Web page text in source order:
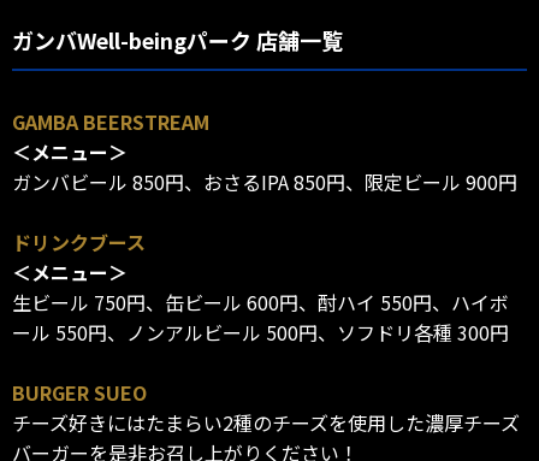
ガンバWell-beingパーク 店舗一覧
GAMBA BEERSTREAM
＜メニュー＞
ガンバビール 850円、おさるIPA 850円、限定ビール 900円
ドリンクブース
＜メニュー＞
生ビール 750円、缶ビール 600円、酎ハイ 550円、ハイボ
ール 550円、ノンアルビール 500円、ソフドリ各種 300円
BURGER SUEO
チーズ好きにはたまらい2種のチーズを使用した濃厚チーズ
バーガーを是非お召し上がりください！